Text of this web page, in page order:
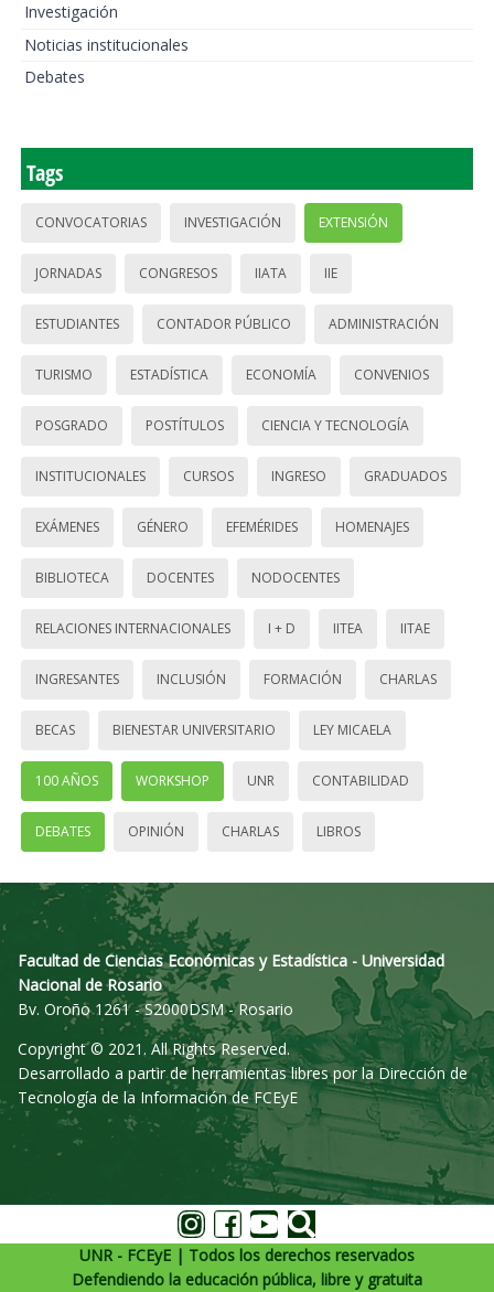
Investigación
Noticias institucionales
Debates
Tags
CONVOCATORIAS INVESTIGACIÓN EXTENSIÓN
JORNADAS CONGRESOS IIATA IIE
ESTUDIANTES CONTADOR PÚBLICO ADMINISTRACIÓN
TURISMO ESTADÍSTICA ECONOMÍA CONVENIOS
POSGRADO POSTÍTULOS CIENCIA Y TECNOLOGÍA
INSTITUCIONALES CURSOS INGRESO GRADUADOS
EXÁMENES GÉNERO EFEMÉRIDES HOMENAJES
BIBLIOTECA DOCENTES NODOCENTES
RELACIONES INTERNACIONALES I + D IITEA IITAE
INGRESANTES INCLUSIÓN FORMACIÓN CHARLAS
BECAS BIENESTAR UNIVERSITARIO LEY MICAELA
100 AÑOS WORKSHOP UNR CONTABILIDAD
DEBATES OPINIÓN CHARLAS LIBROS
Facultad de Ciencias Económicas y Estadística - Universidad
Nacional de Rosario
Bv. Oroño 1261 - S2000DSM - Rosario
Copyright © 2021. All Rights Reserved.
Desarrollado a partir de herramientas libres por la Dirección de
Tecnología de la Información de FCEyE
UNR - FCEyE | Todos los derechos reservados
Defendiendo la educación pública, libre y gratuita